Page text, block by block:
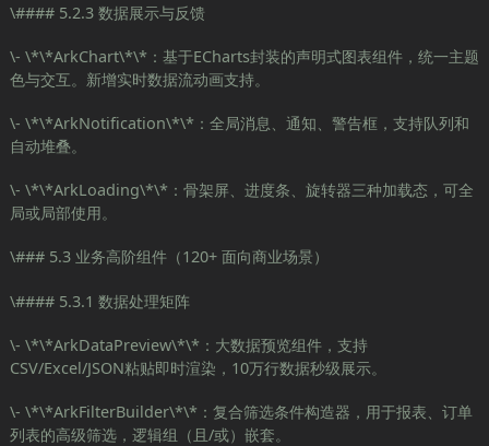
\#### 5.2.3 数据展示与反馈
\- \*\*ArkChart\*\*：基于ECharts封装的声明式图表组件，统一主题
色与交互。新增实时数据流动画支持。
\- \*\*ArkNotification\*\*：全局消息、通知、警告框，支持队列和
自动堆叠。
\- \*\*ArkLoading\*\*：骨架屏、进度条、旋转器三种加载态，可全
局或局部使用。
\### 5.3 业务高阶组件（120+ 面向商业场景）
\#### 5.3.1 数据处理矩阵
\- \*\*ArkDataPreview\*\*：大数据预览组件，支持
CSV/Excel/JSON粘贴即时渲染，10万行数据秒级展示。
\- \*\*ArkFilterBuilder\*\*：复合筛选条件构造器，用于报表、订单
列表的高级筛选，逻辑组（且/或）嵌套。